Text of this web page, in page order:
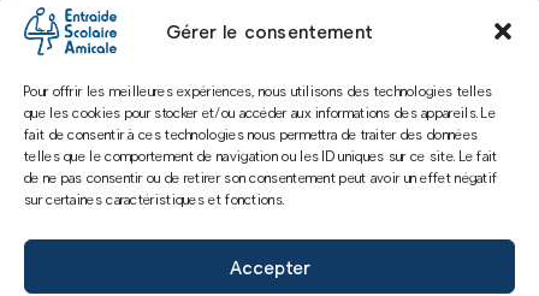
Gérer le consentement
Pour offrir les meilleures expériences, nous utilisons des technologies telles
que les cookies pour stocker et/ou accéder aux informations des appareils. Le
fait de consentir à ces technologies nous permettra de traiter des données
telles que le comportement de navigation ou les ID uniques sur ce site. Le fait
de ne pas consentir ou de retirer son consentement peut avoir un effet négatif
sur certaines caractéristiques et fonctions.
Accepter